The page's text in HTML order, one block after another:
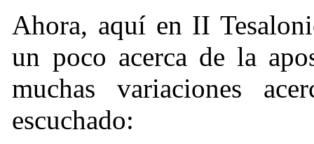
Ahora, aquí en II
un poco acerca de la
muchas variaciones
escuchado: